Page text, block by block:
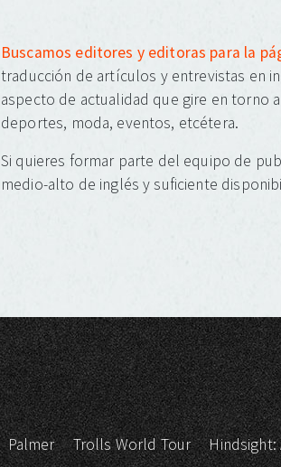
Buscamos editores y editoras para la
traducción de artículos y entrevistas en
aspecto de actualidad que gire en torno
deportes, moda, eventos, etcétera.
Si quieres formar parte del equipo de
medio-alto de inglés y suficiente
Palmer Trolls World Tour Hindsight: